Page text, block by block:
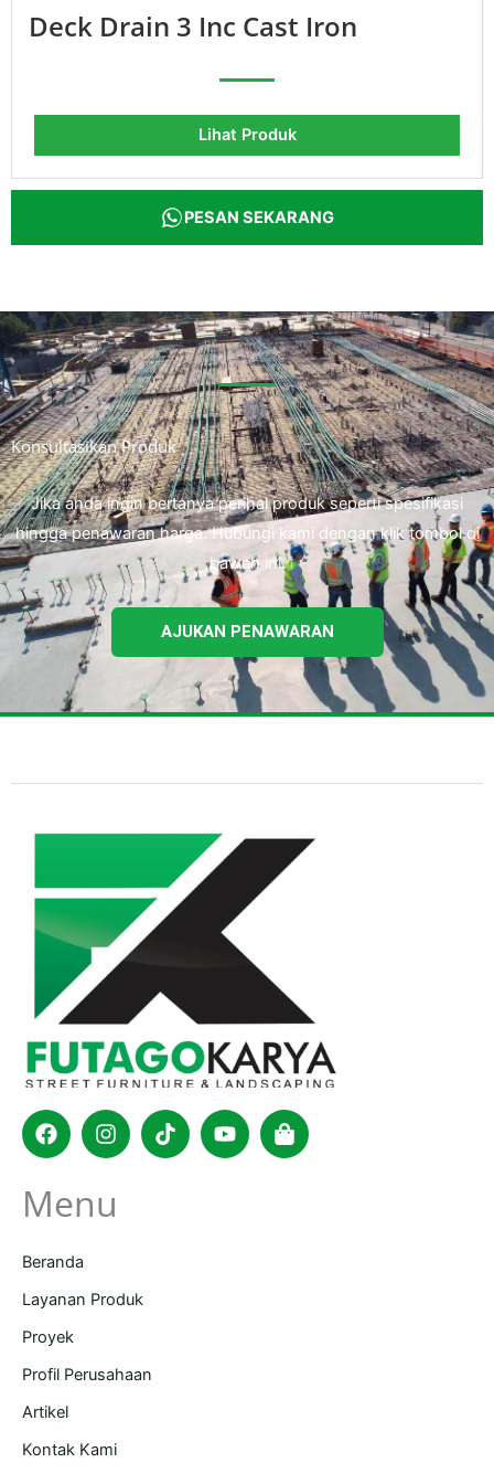
Deck Drain 3 Inc Cast Iron
Lihat Produk
PESAN SEKARANG
Konsultasikan Produk
Jika anda ingin bertanya perihal produk seperti spesifikasi
hingga penawaran harga. Hubungi kami dengan klik tombol di
bawah ini.
AJUKAN PENAWARAN
FacebookInstagram
TiktokYoutubeShopping-
bag
Menu
Beranda
Layanan Produk
Proyek
Profil Perusahaan
Artikel
Kontak Kami